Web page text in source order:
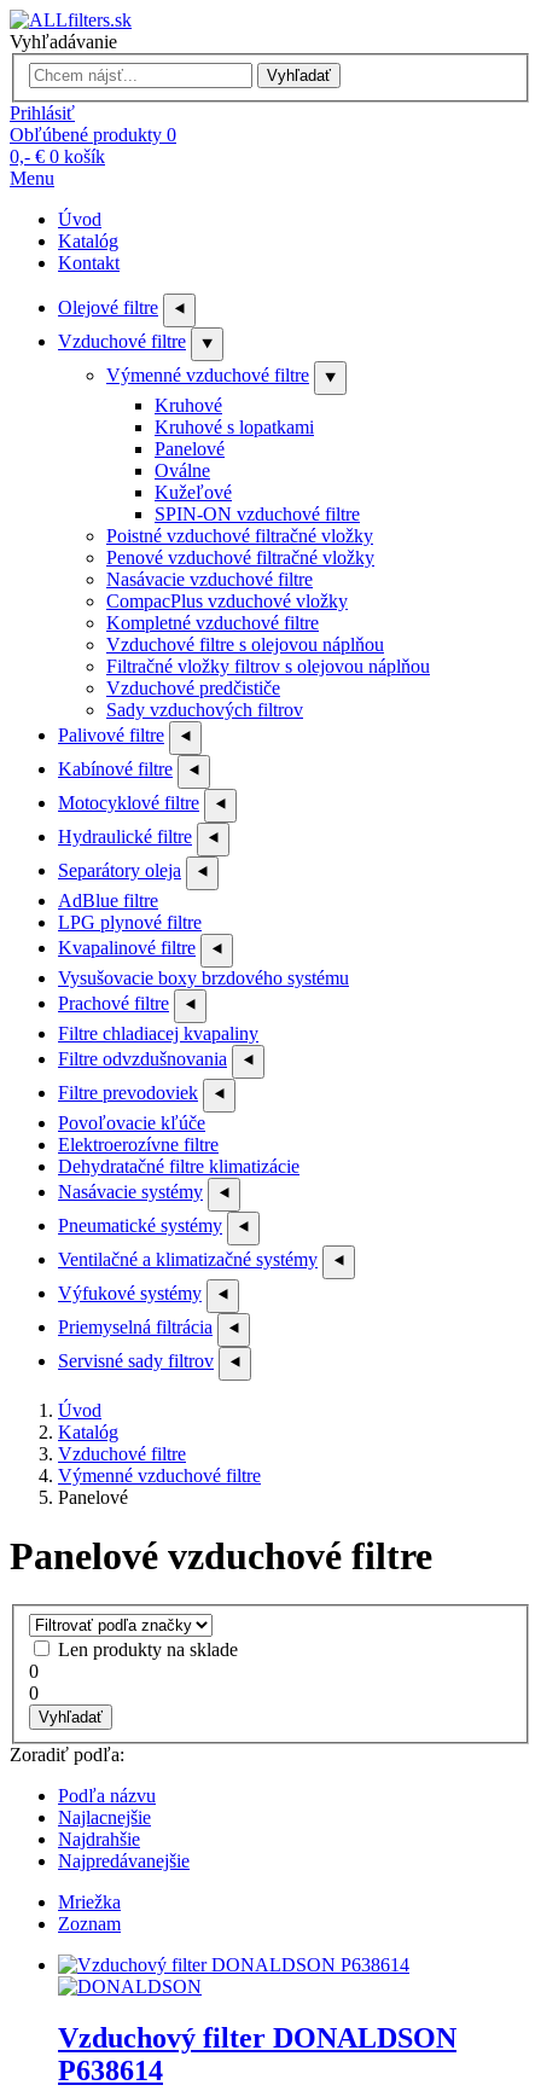
Vyhľadávanie
Vyhľadať
Prihlásiť
Obľúbené produkty 0
0,- € 0 košík
Menu
Úvod
Katalóg
Kontakt
Olejové filtre ⯇
Vzduchové filtre ⯆
Výmenné vzduchové filtre ⯆
Kruhové
Kruhové s lopatkami
Panelové
Oválne
Kužeľové
SPIN-ON vzduchové filtre
Poistné vzduchové filtračné vložky
Penové vzduchové filtračné vložky
Nasávacie vzduchové filtre
CompacPlus vzduchové vložky
Kompletné vzduchové filtre
Vzduchové filtre s olejovou náplňou
Filtračné vložky filtrov s olejovou náplňou
Vzduchové predčističe
Sady vzduchových filtrov
Palivové filtre
⯇
Kabínové filtre ⯇
Motocyklové filtre ⯇
Hydraulické filtre ⯇
Separátory oleja ⯇
AdBlue filtre
LPG plynové filtre
Kvapalinové filtre
⯇
Vysušovacie boxy brzdového systému
Prachové filtre
⯇
Filtre chladiacej kvapaliny
Filtre odvzdušnovania
⯇
Filtre prevodoviek ⯇
Povoľovacie kľúče
Elektroerozívne filtre
Dehydratačné filtre klimatizácie
Nasávacie systémy
⯇
Pneumatické systémy ⯇
Ventilačné a klimatizačné systémy ⯇
Výfukové systémy ⯇
Priemyselná filtrácia ⯇
Servisné sady filtrov ⯇
Úvod
Katalóg
Vzduchové filtre
Výmenné vzduchové filtre
Panelové
Panelové vzduchové filtre
Len produkty na sklade
0
0
Vyhľadať
Zoradiť podľa:
Podľa názvu
Najlacnejšie
Najdrahšie
Najpredávanejšie
Mriežka
Zoznam
Vzduchový filter DONALDSON
P638614